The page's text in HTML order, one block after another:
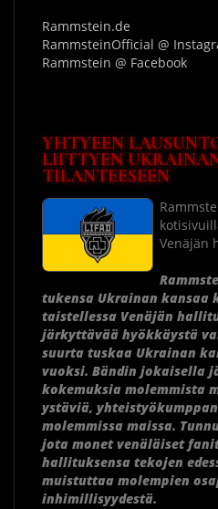
Rammstein.de
RammsteinOfficial @
Rammstein @ Facebook
YHTYEEN
LIITTYEN
TILANTEESEEN
Venäjän
tukensa Ukrainan kansaa
taistellessa Venäjän
järkyttävää hyökkäystä
suurta tuskaa Ukrainan
vuoksi. Bändin jokaisella
kokemuksia molemmista
ystäviä,
molemmissa maissa.
jota monet venäläiset
hallituksensa tekojen
muistuttaa molempien
inhimillisyydestä.